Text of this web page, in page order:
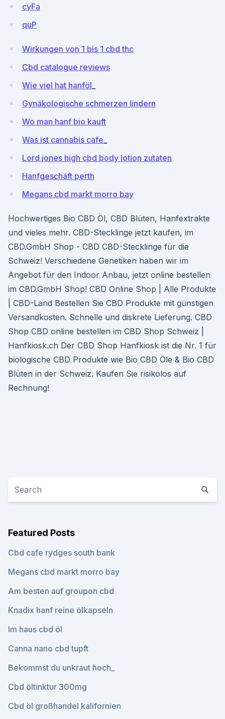
cyFa
quP
Wirkungen von 1 bis 1 cbd thc
Cbd catalogue reviews
Wie viel hat hanföl_
Gynäkologische schmerzen lindern
Wo man hanf bio kauft
Was ist cannabis cafe_
Lord jones high cbd body lotion zutaten
Hanfgeschäft perth
Megans cbd markt morro bay
Hochwertiges Bio CBD Öl, CBD Blüten, Hanfextrakte
und vieles mehr. CBD-Stecklinge jetzt kaufen, im
CBD.GmbH Shop - CBD CBD-Stecklinge für die
Schweiz! Verschiedene Genetiken haben wir im
Angebot für den Indoor Anbau, jetzt online bestellen
im CBD.GmbH Shop! CBD Online Shop | Alle Produkte
| CBD-Land Bestellen Sie CBD Produkte mit günstigen
Versandkosten. Schnelle und diskrete Lieferung. CBD
Shop CBD online bestellen im CBD Shop Schweiz |
Hanfkiosk.ch Der CBD Shop Hanfkiosk ist die Nr. 1 für
biologische CBD Produkte wie Bio CBD Öle & Bio CBD
Blüten in der Schweiz. Kaufen Sie risikolos auf
Rechnung!
Featured Posts
Cbd cafe rydges south bank
Megans cbd markt morro bay
Am besten auf groupon cbd
Knadix hanf reine ölkapseln
Im haus cbd öl
Canna nano cbd tupft
Bekommst du unkraut hoch_
Cbd öltinktur 300mg
Cbd öl großhandel kalifornien